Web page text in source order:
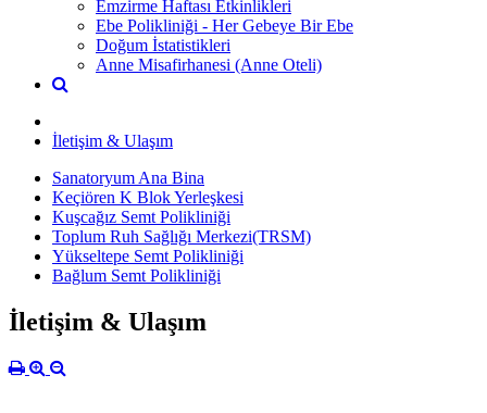
Emzirme Haftası Etkinlikleri
Ebe Polikliniği - Her Gebeye Bir Ebe
Doğum İstatistikleri
Anne Misafirhanesi (Anne Oteli)
İletişim & Ulaşım
Sanatoryum Ana Bina
Keçiören K Blok Yerleşkesi
Kuşcağız Semt Polikliniği
Toplum Ruh Sağlığı Merkezi(TRSM)
Yükseltepe Semt Polikliniği
Bağlum Semt Polikliniği
İletişim & Ulaşım